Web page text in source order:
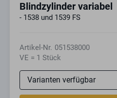
Blindzylinder variabel
- 1538 und 1539 FS
Artikel-Nr. 051538000
VE = 1 Stück